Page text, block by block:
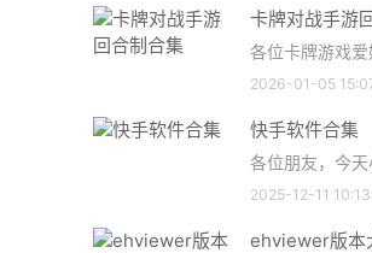
卡牌对战手游
各位卡牌游戏
2026-01-05
快手软件合集
各位朋友，今
2025-12-11
ehviewer版本